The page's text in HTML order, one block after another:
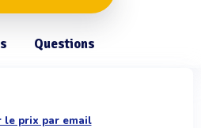
Questions
le prix par email